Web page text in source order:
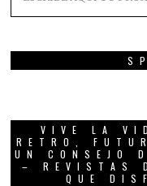
VIVE LA
RETRO,
UN CONSEJO
– REVISTAS
QUE